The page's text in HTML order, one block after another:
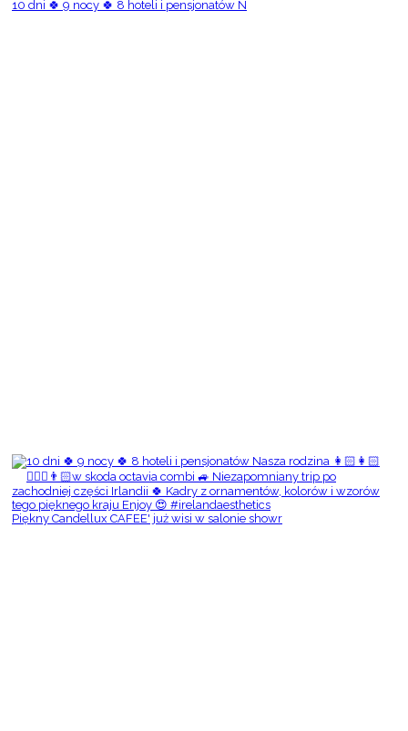
10 dni 🍀 9 nocy 🍀 8 hoteli i pensjonatów N
Piękny Candellux CAFEE' już wisi w salonie showr